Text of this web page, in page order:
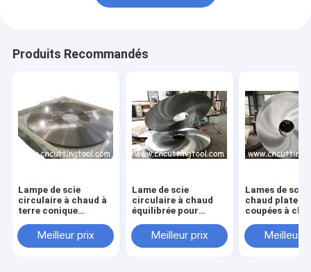
Produits Recommandés
Lampe de scie
circulaire à chaud à
terre conique
équilibrée pour
aciérie
Meilleur prix
Lame de scie
circulaire à chaud
équilibrée pour
ligne de laminage
d'acier
Meilleur prix
Lames de scie
chaud plates
coupées à
sections en
laminées à
Meilleur